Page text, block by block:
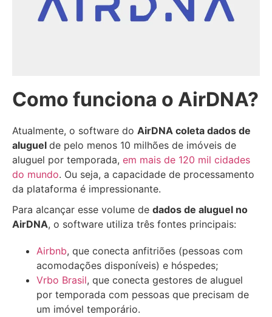
Como funciona o AirDNA?
Atualmente, o software do AirDNA coleta dados de
aluguel de pelo menos 10 milhões de imóveis de
aluguel por temporada, em mais de 120 mil cidades
do mundo. Ou seja, a capacidade de processamento
da plataforma é impressionante.
Para alcançar esse volume de dados de aluguel no
AirDNA, o software utiliza três fontes principais:
Airbnb, que conecta anfitriões (pessoas com
acomodações disponíveis) e hóspedes;
Vrbo Brasil, que conecta gestores de aluguel
por temporada com pessoas que precisam de
um imóvel temporário.